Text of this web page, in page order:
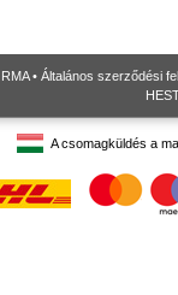
RMA• Általános szerződési
A csomagküldés a